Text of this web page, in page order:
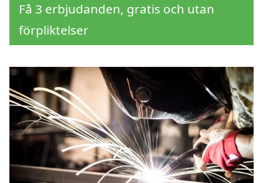
Få 3 erbjudanden, gratis och utan
förpliktelser